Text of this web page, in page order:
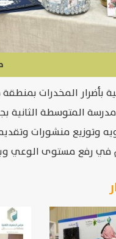
بأضرار المخدرات بمنطقة
المتوسطة الثانية
وتوزيع منشورات
رفع مستوى الوعي